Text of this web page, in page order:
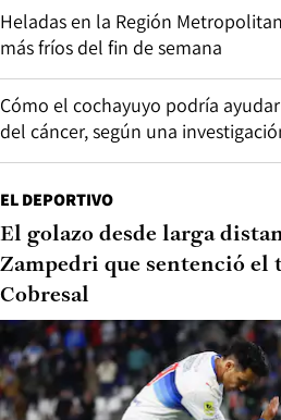
Heladas en la Región
más fríos del fin de semana
Cómo el cochayuyo podría
del cáncer, según una
EL DEPORTIVO
El golazo desde larga
Zampedri que sentenció el
Cobresal